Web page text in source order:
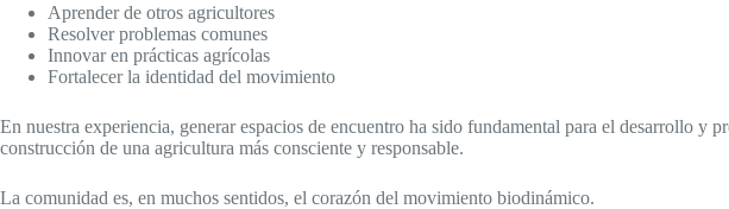
Aprender de otros agricultores
Resolver problemas comunes
Innovar en prácticas agrícolas
Fortalecer la identidad del movimiento
En nuestra experiencia, generar espacios de encuentro ha sido fundamental para el desarrollo y
construcción de una agricultura más consciente y responsable.
La comunidad es, en muchos sentidos, el corazón del movimiento biodinámico.